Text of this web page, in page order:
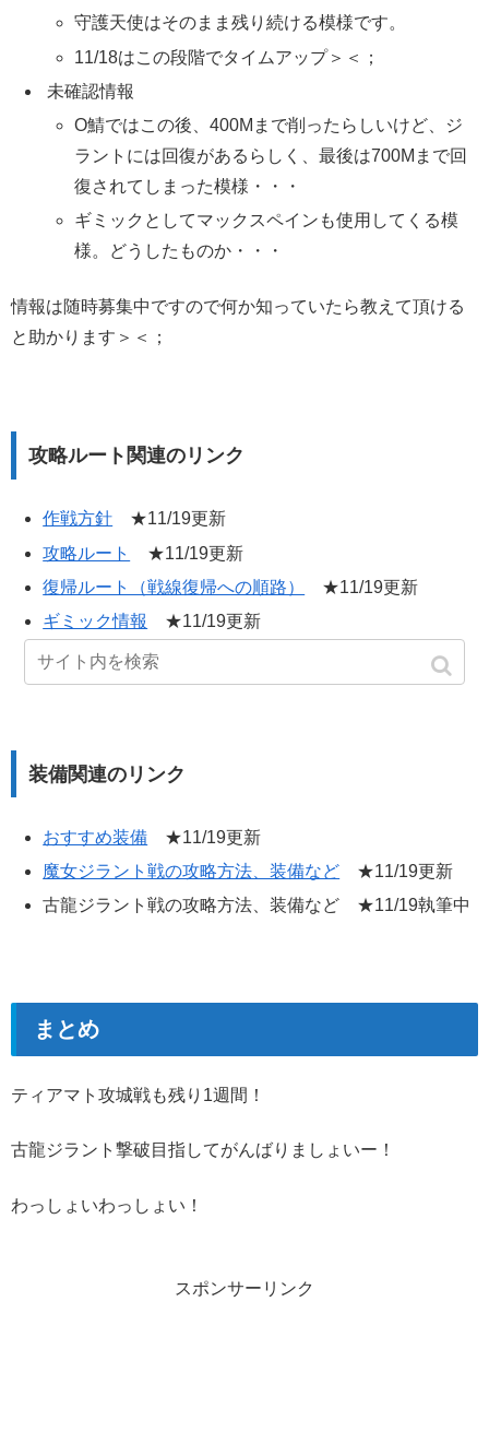
守護天使はそのまま残り続ける模様です。
11/18はこの段階でタイムアップ＞＜；
未確認情報
O鯖ではこの後、400Mまで削ったらしいけど、ジ
ラントには回復があるらしく、最後は700Mまで回
復されてしまった模様・・・
ギミックとしてマックスペインも使用してくる模
様。どうしたものか・・・
情報は随時募集中ですので何か知っていたら教えて頂ける
と助かります＞＜；
攻略ルート関連のリンク
作戦方針 ★11/19更新
攻略ルート
★11/19更新
復帰ルート（戦線復帰への順路）
★11/19更新
ギミック情報
★11/19更新
マップ情報★11/19更新
装備関連のリンク
おすすめ装備 ★11/19更新
魔女ジラント戦の攻略方法、装備など ★11/19更新
古龍ジラント戦の攻略方法、装備など ★11/19執筆中
まとめ
ティアマト攻城戦も残り1週間！
古龍ジラント撃破目指してがんばりましょいー！
わっしょいわっしょい！
スポンサーリンク